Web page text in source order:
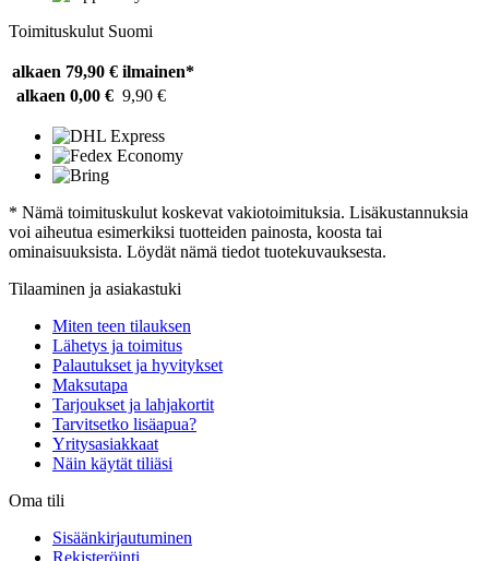
Toimituskulut Suomi
alkaen 79,90 € ilmainen*
alkaen 0,00 € 9,90 €
* Nämä toimituskulut koskevat vakiotoimituksia. Lisäkustannuksia
voi aiheutua esimerkiksi tuotteiden painosta, koosta tai
ominaisuuksista. Löydät nämä tiedot tuotekuvauksesta.
Tilaaminen ja asiakastuki
Miten teen tilauksen
Lähetys ja toimitus
Palautukset ja hyvitykset
Maksutapa
Tarjoukset ja lahjakortit
Tarvitsetko lisäapua?
Yritysasiakkaat
Näin käytät tiliäsi
Oma tili
Sisäänkirjautuminen
Rekisteröinti